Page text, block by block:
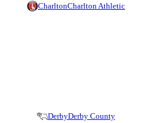
CharltonCharlton Athletic
DerbyDerby County